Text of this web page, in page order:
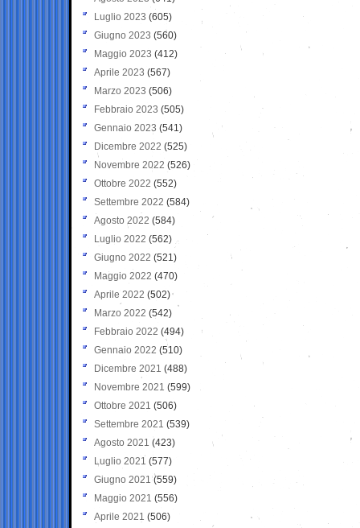
Luglio 2023 (605)
Giugno 2023 (560)
Maggio 2023 (412)
Aprile 2023 (567)
Marzo 2023 (506)
Febbraio 2023 (505)
Gennaio 2023 (541)
Dicembre 2022 (525)
Novembre 2022 (526)
Ottobre 2022 (552)
Settembre 2022 (584)
Agosto 2022 (584)
Luglio 2022 (562)
Giugno 2022 (521)
Maggio 2022 (470)
Aprile 2022 (502)
Marzo 2022 (542)
Febbraio 2022 (494)
Gennaio 2022 (510)
Dicembre 2021 (488)
Novembre 2021 (599)
Ottobre 2021 (506)
Settembre 2021 (539)
Agosto 2021 (423)
Luglio 2021 (577)
Giugno 2021(559)
Maggio 2021 (556)
Aprile 2021 (506)